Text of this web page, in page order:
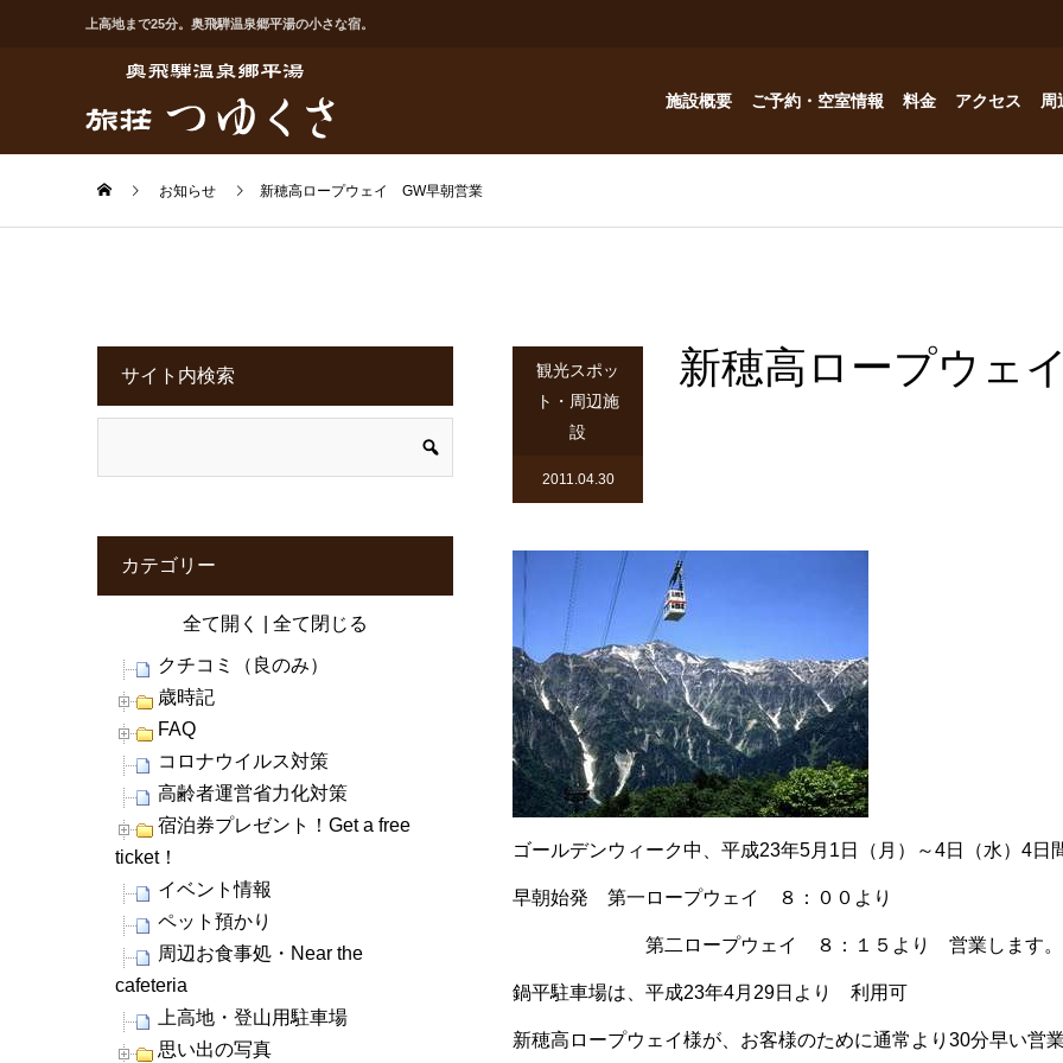
上高地まで25分。奥飛騨温泉郷平湯の小さな宿。
施設概要
ドッグハウス
ご予約・空室情報 料金 アクセス 周
お知らせ 新穂高ロープウェイ GW早朝営業
観光スポッ
ト・周辺施
設
2011.04.30
新穂高ロープウェ
ゴールデンウィーク中、平成23年5月1日（月）～4日（水）4日
早朝始発 第一ロープウェイ ８：００より
第二ロープウェイ ８：１５より 営業します。
鍋平駐車場は、平成23年4月29日より 利用可
新穂高ロープウェイ様が、お客様のために通常より30分早い営業
サイト内検索
カテゴリー
全て開く 全て閉じる
クチコミ（良のみ）
歳時記
FAQ
コロナウイルス対策
高齢者運営省力化対策
宿泊券プレゼント！Get a free
ticket！
イベント情報
ペット預かり
周辺お食事処・Near the
cafeteria
上高地・登山用駐車場
思い出の写真